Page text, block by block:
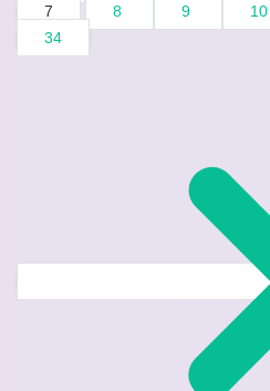
7
8 9 10
34